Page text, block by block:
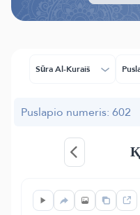
Sūra Al-Kuraiš
Puslapio numeris: 602